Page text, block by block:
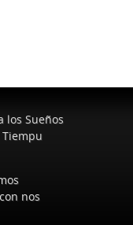
los Sueños
Tiempu
nos